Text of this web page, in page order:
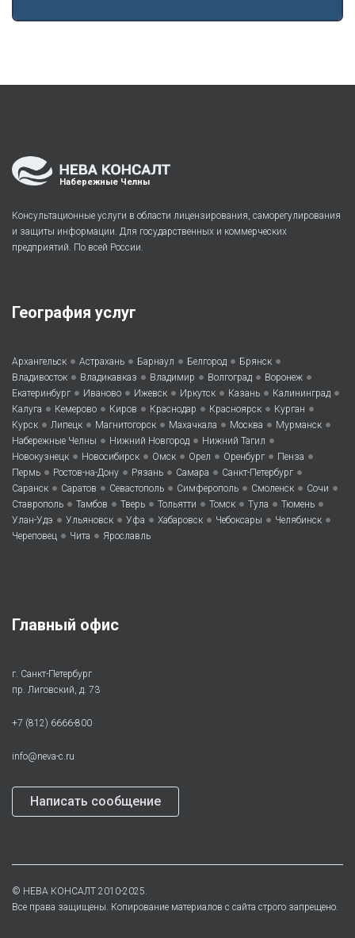
Набережные Челны
Консультационные услуги в области лицензирования, саморегулирования
и защиты информации. Для государственных и коммерческих
предприятий. По всей России.
География услуг
Архангельск • Астрахань • Барнаул • Белгород • Брянск •
Владивосток • Владикавказ • Владимир • Волгоград • Воронеж •
Екатеринбург • Иваново • Ижевск • Иркутск • Казань • Калининград •
Калуга • Кемерово • Киров • Краснодар • Красноярск • Курган •
Курск • Липецк • Магнитогорск • Махачкала • Москва • Мурманск •
Набережные Челны • Нижний Новгород • Нижний Тагил •
Новокузнецк • Новосибирск • Омск • Орел • Оренбург • Пенза •
Пермь • Ростов-на-Дону • Рязань • Самара • Санкт-Петербург •
Саранск • Саратов • Севастополь • Симферополь • Смоленск • Сочи •
Ставрополь • Тамбов • Тверь • Тольятти • Томск • Тула • Тюмень •
Улан-Удэ • Ульяновск • Уфа • Хабаровск • Чебоксары • Челябинск •
Череповец • Чита • Ярославль
Главный офис
г. Санкт-Петербург
пр. Лиговский, д. 73
+7 (812) 6666-800
info@neva-c.ru
Написать сообщение
© НЕВА КОНСАЛТ 2010-2025.
Все права защищены. Копирование материалов с сайта строго запрещено.